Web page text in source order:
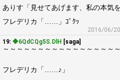
ありす「見せてあげます、私の本気
フレデリカ「……」ｺﾞｸｯ
2016/06/
19: ◆6QdCQg5S.DlH [saga]
～～～～～～～～～～～～～～～～
フレデリカ「……♪」